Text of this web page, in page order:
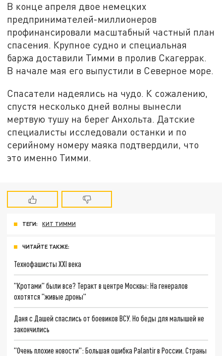
В конце апреля двое немецких
предпринимателей-миллионеров
профинансировали масштабный частный план
спасения. Крупное судно и специальная
баржа доставили Тимми в пролив Скагеррак.
В начале мая его выпустили в Северное море.
Спасатели надеялись на чудо. К сожалению,
спустя несколько дней волны вынесли
мертвую тушу на берег Анхольта. Датские
специалисты исследовали останки и по
серийному номеру маяка подтвердили, что
это именно Тимми.
ТЕГИ: КИТ ТИММИ
ЧИТАЙТЕ ТАКЖЕ:
Технофашисты XXI века
"Кротами" были все? Теракт в центре Москвы: На генералов
охотятся "живые дроны"
Даня с Дашей спаслись от боевиков ВСУ. Но беды для малышей не
закончились
"Очень плохие новости": Большая ошибка Palantir в России. Страны